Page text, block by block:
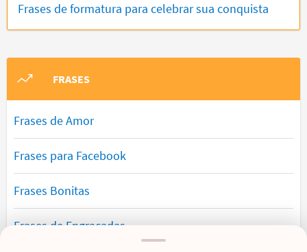
Frases de formatura para celebrar sua conquista
FRASES
Frases de Amor
Frases para Facebook
Frases Bonitas
Frases de Engraçadas